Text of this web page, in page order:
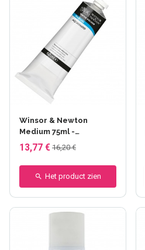
Winsor & Newton
Medium 75ml -
Aquapasto
13,77 € 16,20 €
Het product zien